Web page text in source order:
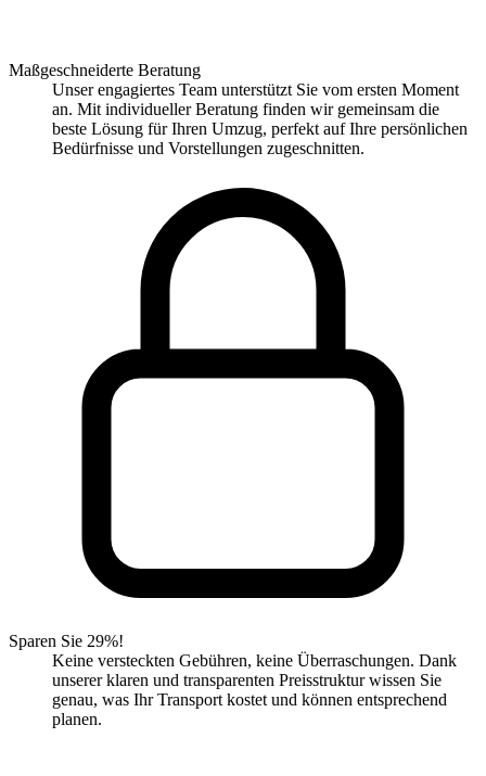
Maßgeschneiderte Beratung
Unser engagiertes Team unterstützt Sie vom ersten Moment
an. Mit individueller Beratung finden wir gemeinsam die
beste Lösung für Ihren Umzug, perfekt auf Ihre persönlichen
Bedürfnisse und Vorstellungen zugeschnitten.
Sparen Sie 29%!
Keine versteckten Gebühren, keine Überraschungen. Dank
unserer klaren und transparenten Preisstruktur wissen Sie
genau, was Ihr Transport kostet und können entsprechend
planen.